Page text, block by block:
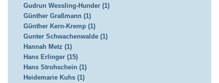
Gudrun Wessling-Hunder (1)
Günther Graßmann (1)
Günther Kern-Kremp (1)
Gunter Schwachenwalde (1)
Hannah Metz (1)
Hans Erlinger (15)
Hans Strohschein (1)
Heidemarie Kuhs (1)